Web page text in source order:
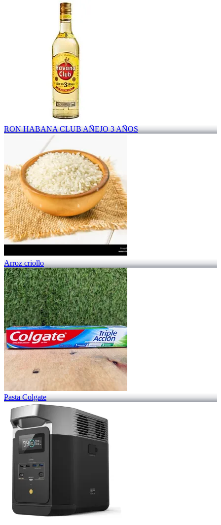
RON HABANA CLUB AÑEJO 3 AÑOS
Arroz criollo
Pasta Colgate